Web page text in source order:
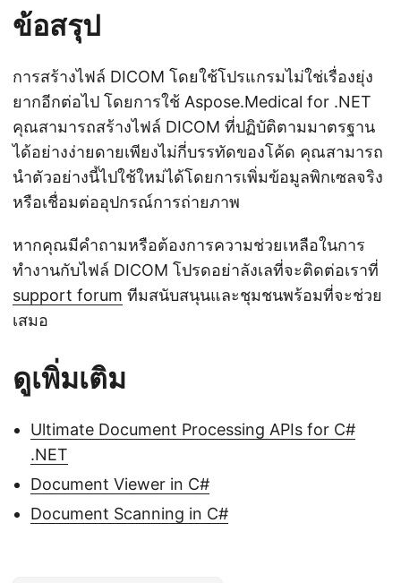
ข้อสรุป
การสร้างไฟล์ DICOM โดยใช้โปรแกรมไม่ใช่เรื่องยุ่ง
ยากอีกต่อไป โดยการใช้ Aspose.Medical for .NET
คุณสามารถสร้างไฟล์ DICOM ที่ปฏิบัติตามมาตรฐาน
ได้อย่างง่ายดายเพียงไม่กี่บรรทัดของโค้ด คุณสามารถ
นำตัวอย่างนี้ไปใช้ใหม่ได้โดยการเพิ่มข้อมูลพิกเซลจริง
หรือเชื่อมต่ออุปกรณ์การถ่ายภาพ
หากคุณมีคำถามหรือต้องการความช่วยเหลือในการ
ทำงานกับไฟล์ DICOM โปรดอย่าลังเลที่จะติดต่อเราที่
support forum ทีมสนับสนุนและชุมชนพร้อมที่จะช่วย
เสมอ
ดูเพิ่มเติม
Ultimate Document Processing APIs for C#
.NET
Document Viewer in C#
Document Scanning in C#